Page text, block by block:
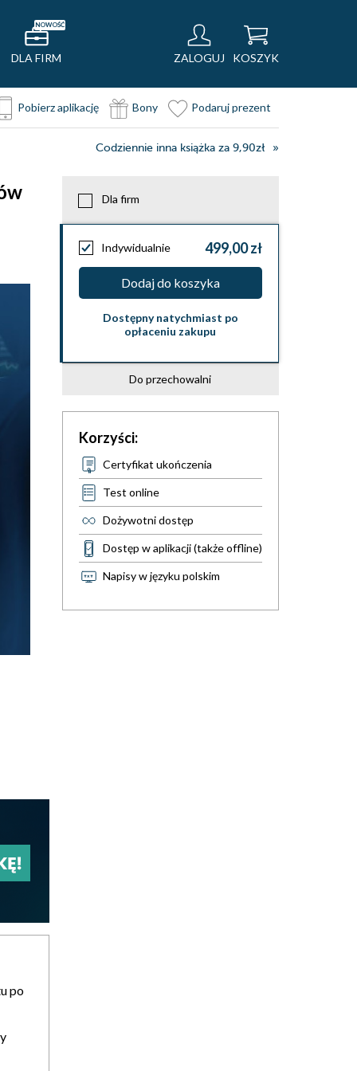
NOWOŚĆ
DLA FIRM ZALOGUJ KOSZYK
Pobierz aplikację Bony Podaruj prezent
Codziennie inna książka za 9,90zł
Dla firm
Indywidualnie 499,00 zł
Dodaj do koszyka
Dostępny natychmiast po
opłaceniu zakupu
Do przechowalni
Korzyści:
Certyfikat ukończenia
Test online
Dożywotni dostęp
Dostęp w aplikacji (także offline)
Napisy w języku polskim
po